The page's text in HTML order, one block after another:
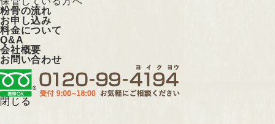
粉骨の流れ
お申し込み
料金について
Q&A
会社概要
お問い合わせ
閉じる